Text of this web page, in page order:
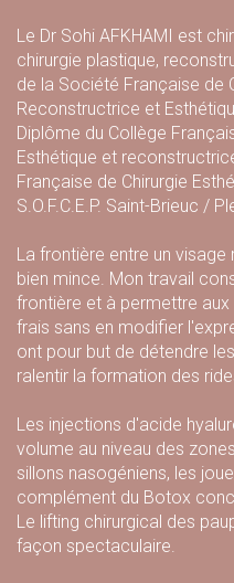
Le Dr Sohi AFKHAMI est
chirurgie plastique,
de la Société Française de
Reconstructrice et
Diplôme du Collège
Esthétique et
Française de Chirurgie
S.O.F.C.E.P. Saint-Brieuc /
La frontière entre un
bien mince. Mon travail
frontière et à permettre
frais sans en modifier
ont pour but de détendre
ralentir la formation des
Les injections d'acide
volume au niveau des
sillons nasogéniens, les
complément du Botox
Le lifting chirurgical des
façon spectaculaire.